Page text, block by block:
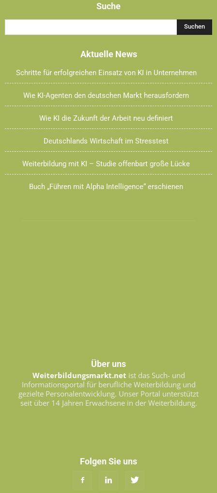
Suche
Aktuelle News
Schritte für erfolgreichen Einsatz von KI in Unternehmen
Wie KI-Agenten den deutschen Markt herausfordern
Wie KI die Zukunft der Arbeit neu definiert
Deutschlands Wirtschaft im Stresstest
Weiterbildung mit KI – Studie offenbart große Lücke
Buch „Führen mit Alpha Intelligence“ erschienen
Über uns
Weiterbildungsmarkt.net ist das Such- und
Informationsportal für berufliche Weiterbildung und
gezielte Personalentwicklung. Unser Portal unterstützt
seit über 14 Jahren Erwachsene in der Weiterbildung.
Folgen Sie uns